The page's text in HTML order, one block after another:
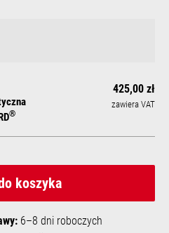
®
425,00 zł
zawiera VAT
koszyka
6–8 dni roboczych